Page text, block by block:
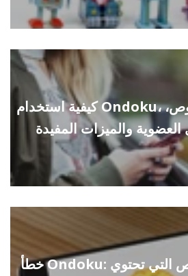
كيفية استخدام Ondoku، برنامج قراءة النصوص،
والميزات المفيدة
خطأ Ondoku: تعذر قراءة النصوص التي تحتوي